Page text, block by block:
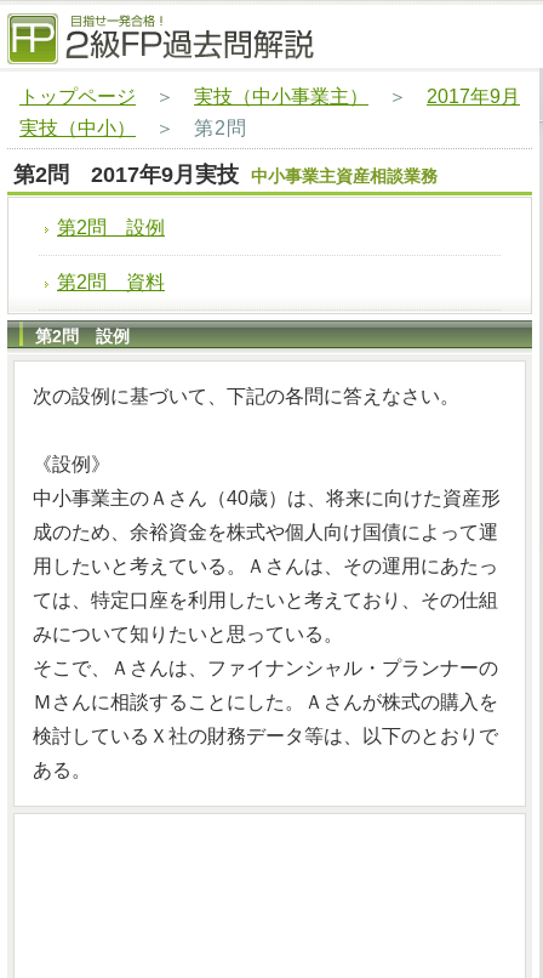
トップページ ＞ 実技（中小事業主） ＞ 2017年9月
実技（中小）
＞ 第2問
第2問 2017年9月実技 中小事業主資産相談業務
第2問 設例
第2問 資料
第2問 設例
次の設例に基づいて、下記の各問に答えなさい。
《設例》
中小事業主のＡさん（40歳）は、将来に向けた資産形
成のため、余裕資金を株式や個人向け国債によって運
用したいと考えている。Ａさんは、その運用にあたっ
ては、特定口座を利用したいと考えており、その仕組
みについて知りたいと思っている。
そこで、Ａさんは、ファイナンシャル・プランナーの
Ｍさんに相談することにした。Ａさんが株式の購入を
検討しているＸ社の財務データ等は、以下のとおりで
ある。